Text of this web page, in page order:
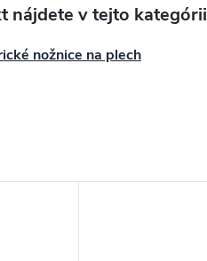
nájdete v tejto kategórii
nožnice na plech